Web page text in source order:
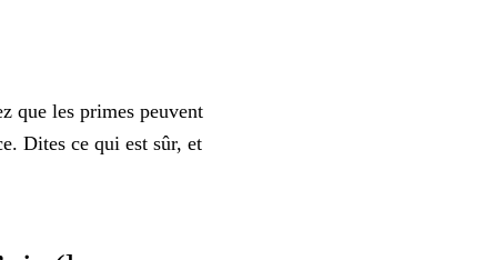
que les primes peuvent
Dites ce qui est sûr, et